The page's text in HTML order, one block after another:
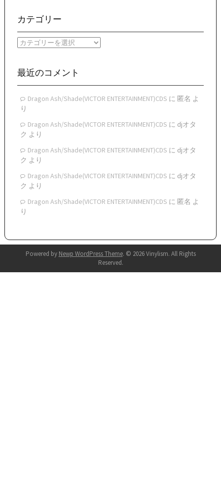
ー
イ
ブ
カテゴリー
カ
リ
最近のコメント
Dragon Ash/Shade(VICTOR ENTERTAINMENT)CDS に 匿名 よ
り
Dragon Ash/Shade(VICTOR ENTERTAINMENT)CDS に djオタ
ク より
Dragon Ash/Shade(VICTOR ENTERTAINMENT)CDS に djオタ
ク より
Dragon Ash/Shade(VICTOR ENTERTAINMENT)CDS に djオタ
ク より
Dragon Ash/Shade(VICTOR ENTERTAINMENT)CDS に 匿名 よ
り
Powered by Newp WordPress Theme. © 2026 Vinylism. All Rights
Reserved.